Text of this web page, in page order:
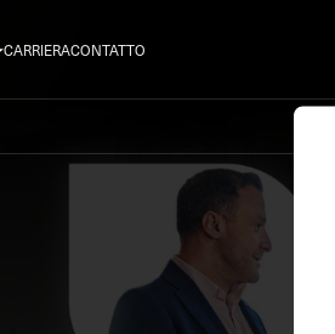
CARRIERACONTATTO